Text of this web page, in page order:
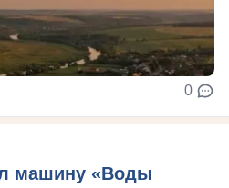
0
машину «Воды